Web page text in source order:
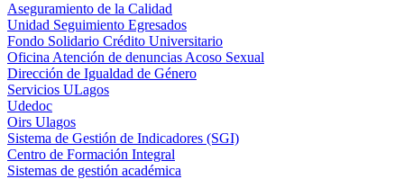
Aseguramiento de la Calidad
Unidad Seguimiento Egresados
Fondo Solidario Crédito Universitario
Oficina Atención de denuncias Acoso Sexual
Dirección de Igualdad de Género
Servicios ULagos
Udedoc
Oirs Ulagos
Sistema de Gestión de Indicadores (SGI)
Centro de Formación Integral
Sistemas de gestión académica